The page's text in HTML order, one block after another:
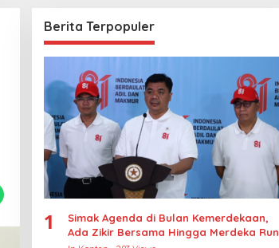
Berita Terpopuler
1
Simak Agenda di Bulan Kemerdekaan,
Ada Zikir Bersama Hingga Merdeka Run